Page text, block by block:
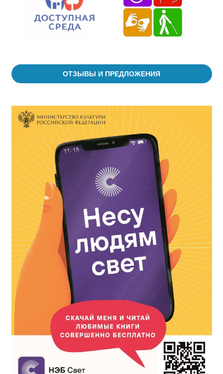
ОТЗЫВЫ И ПРЕДЛОЖЕНИЯ